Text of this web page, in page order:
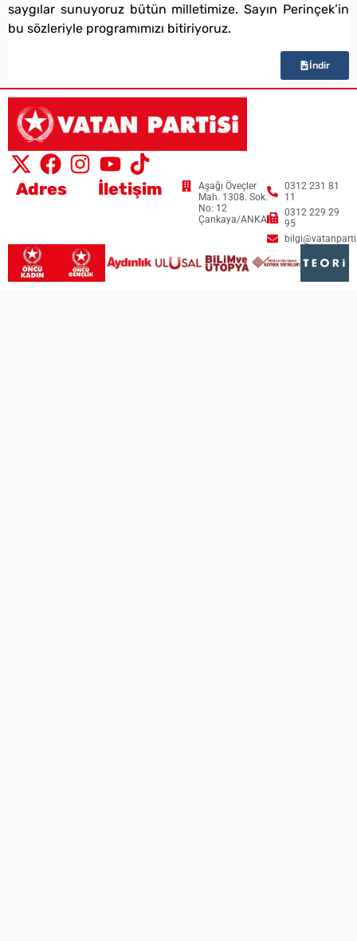
saygılar sunuyoruz bütün milletimize. Sayın Perinçek’in
bu sözleriyle programımızı bitiriyoruz.
İndir
Adres
Aşağı Öveçler
Mah. 1308. Sok.
No: 12
Çankaya/ANKARA
İletişim
0312 231 81
11
0312 229 29
95